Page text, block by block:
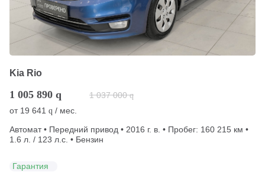
Kia Rio
1 005 890 q 1 037 000 q
от 19 641 q / мес.
Автомат • Передний привод • 2016 г. в. • Пробег: 160 215 км •
1.6 л. / 123 л.с. • Бензин
Гарантия